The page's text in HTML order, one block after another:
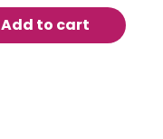
Add to cart